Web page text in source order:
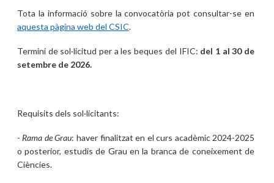
Tota la informació sobre la convocatòria pot consultar-se en
aquesta pàgina web del CSIC.
Termini de sol·licitud per a les beques del IFIC: del 1 al 30 de
setembre de 2026.
Requisits dels sol·licitants:
- Rama de Grau: haver finalitzat en el curs acadèmic 2024-2025
o posterior, estudis de Grau en la branca de coneixement de
Ciències.